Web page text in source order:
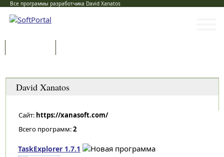
Все программы разработчика David Xanatos
David Xanatos
Сайт: https://xanasoft.com/
Всего программ:2
TaskExplorer 1.7.1